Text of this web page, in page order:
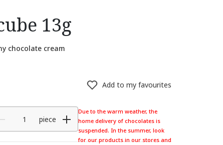
13g
chocolate cream
Add to my favourites
piece
Due to the warm weather, the
home delivery of chocolates is
suspended. In the summer, look
for our products in our stores and